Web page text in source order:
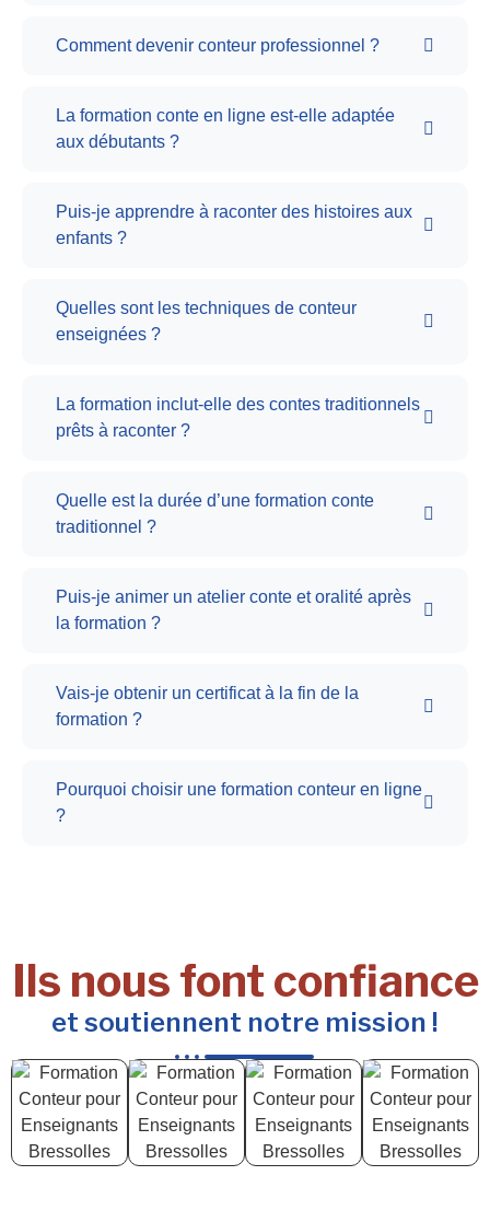
Comment devenir conteur professionnel ?
La formation conte en ligne est-elle adaptée
aux débutants ?
Puis-je apprendre à raconter des histoires aux
enfants ?
Quelles sont les techniques de conteur
enseignées ?
La formation inclut-elle des contes traditionnels
prêts à raconter ?
Quelle est la durée d’une formation conte
traditionnel ?
Puis-je animer un atelier conte et oralité après
la formation ?
Vais-je obtenir un certificat à la fin de la
formation ?
Pourquoi choisir une formation conteur en ligne
?
Ils nous font confiance
et soutiennent notre mission !